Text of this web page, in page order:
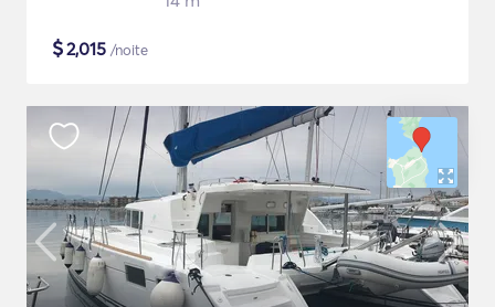
$2,015 /noite